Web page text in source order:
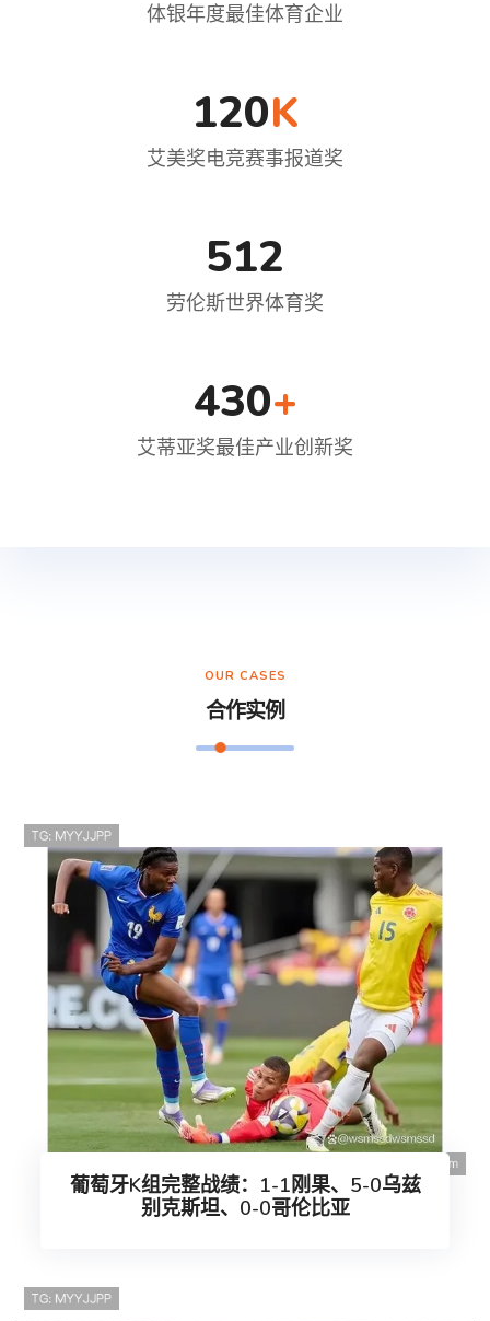
体银年度最佳体育企业
120K
艾美奖电竞赛事报道奖
512
劳伦斯世界体育奖
430+
艾蒂亚奖最佳产业创新奖
OUR CASES
合作实例
葡萄牙K组完整战绩：1-1刚果、5-0乌兹
别克斯坦、0-0哥伦比亚